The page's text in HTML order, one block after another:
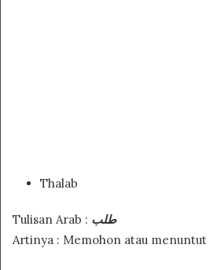
Thalab
Tulisan Arab : طلب
Artinya : Memohon atau menuntut